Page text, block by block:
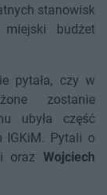
stanowisk
miejski budżet
pytała, czy w
zostanie
ubyła część
IGKiM. Pytali o
orazWojciech